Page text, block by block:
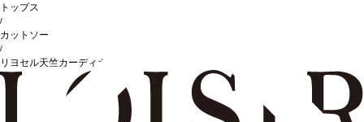
トップス
/
カットソー
/
リヨセル天竺カーディガンTシャツ